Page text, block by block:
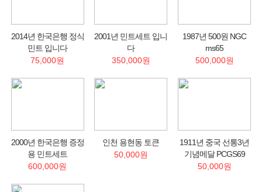
2014년 한국은행 정식
민트 입니다
75,000원
2001년 민트세트 입니
다
350,000원
1987년 500원 NGC
ms65
500,000원
2000년 한국은행 증정
용 민트세트
600,000원
인천 용현동 토큰
50,000원
1911년 중국 선통3년
기념메달 PCGS69
50,000원